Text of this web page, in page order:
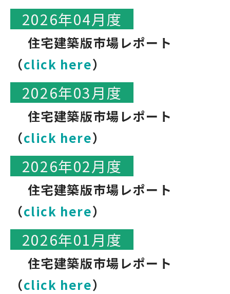
2026年04月度
住宅建築版市場レポート
（click here）
2026年03月度
住宅建築版市場レポート
（click here）
2026年02月度
住宅建築版市場レポート
（click here）
2026年01月度
住宅建築版市場レポート
（click here）